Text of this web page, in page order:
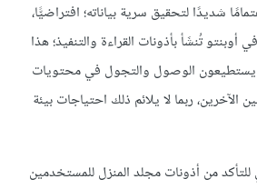
شديدًا لتحقيق سرية بياناته؛ افتراضيًّا،
تُنشَأ بأذونات القراءة والتنفيذ؛ هذا
الوصول والتجول في محتويات
ربما لا يلائم ذلك احتياجات بيئة
للتأكد من أذونات مجلد المنزل للمستخدمين